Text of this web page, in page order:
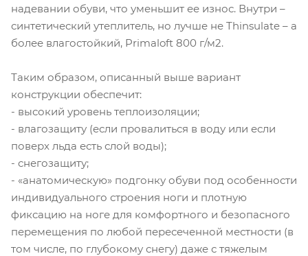
надевании обуви, что уменьшит ее износ. Внутри –
синтетический утеплитель, но лучше не Thinsulate – а
более влагостойкий, Primaloft 800 г/м2.
Таким образом, описанный выше вариант
конструкции обеспечит:
- высокий уровень теплоизоляции;
- влагозащиту (если провалиться в воду или если
поверх льда есть слой воды);
- снегозащиту;
- «анатомическую» подгонку обуви под особенности
индивидуального строения ноги и плотную
фиксацию на ноге для комфортного и безопасного
перемещения по любой пересеченной местности (в
том числе, по глубокому снегу) даже с тяжелым